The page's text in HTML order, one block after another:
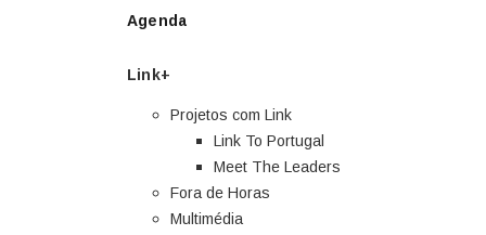
Agenda
Link+
Projetos com Link
Link To Portugal
Meet The Leaders
Fora de Horas
Multimédia